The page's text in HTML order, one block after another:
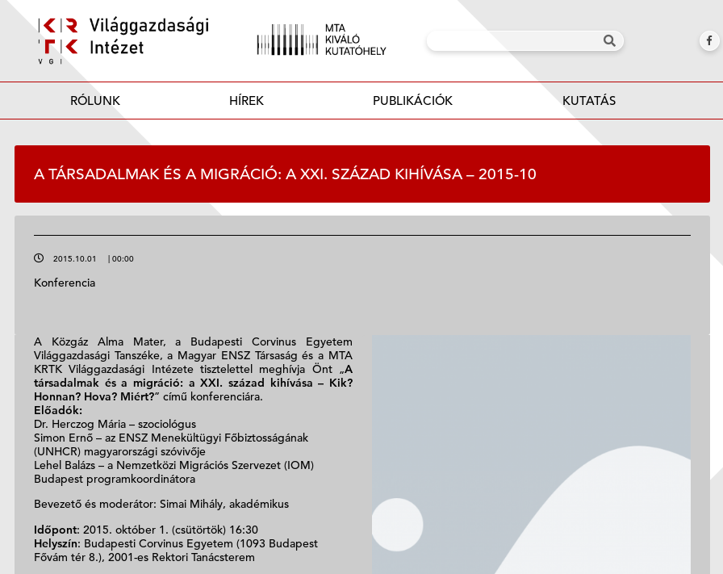
RÓLUNK HÍREK PUBLIKÁCIÓK KUTATÁS
A TÁRSADALMAK ÉS A MIGRÁCIÓ: A XXI. SZÁZAD KIHÍVÁSA – 2015-10
2015.10.01 | 00:00
Konferencia
A Közgáz Alma Mater, a Budapesti Corvinus Egyetem
Világgazdasági Tanszéke, a Magyar ENSZ Társaság és a MTA
KRTK Világgazdasági Intézete tisztelettel meghívja Önt „A
társadalmak és a migráció: a XXI. század kihívása – Kik?
Honnan? Hova? Miért?” című konferenciára.
Előadók:
Dr. Herczog Mária – szociológus
Simon Ernő – az ENSZ Menekültügyi Főbiztosságának
(UNHCR) magyarországi szóvivője
Lehel Balázs – a Nemzetközi Migrációs Szervezet (IOM)
Budapest programkoordinátora
Bevezető és moderátor: Simai Mihály, akadémikus
Időpont: 2015. október 1. (csütörtök) 16:30
Helyszín: Budapesti Corvinus Egyetem (1093 Budapest
Fővám tér 8.), 2001-es Rektori Tanácsterem